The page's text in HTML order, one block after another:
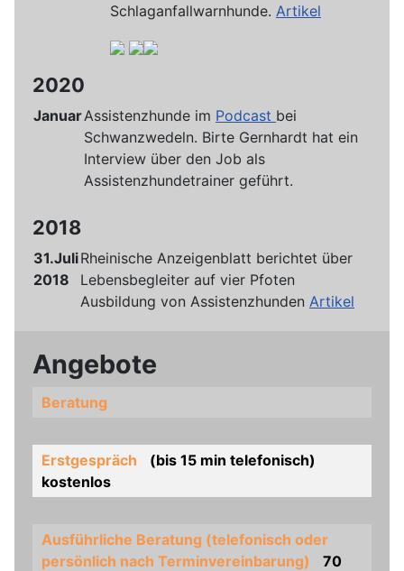
Schlaganfallwarnhunde. Artikel
2020
JanuarAssistenzhunde im Podcast bei
Schwanzwedeln. Birte Gernhardt hat ein
Interview über den Job als
Assistenzhundetrainer geführt.
2018
31.Juli
2018
Rheinische Anzeigenblatt berichtet über
Lebensbegleiter auf vier Pfoten
Ausbildung von Assistenzhunden Artikel
Angebote
Beratung
Erstgespräch
(bis 15 min telefonisch)
kostenlos
Ausführliche Beratung (telefonisch oder
persönlich nach Terminvereinbarung)
70